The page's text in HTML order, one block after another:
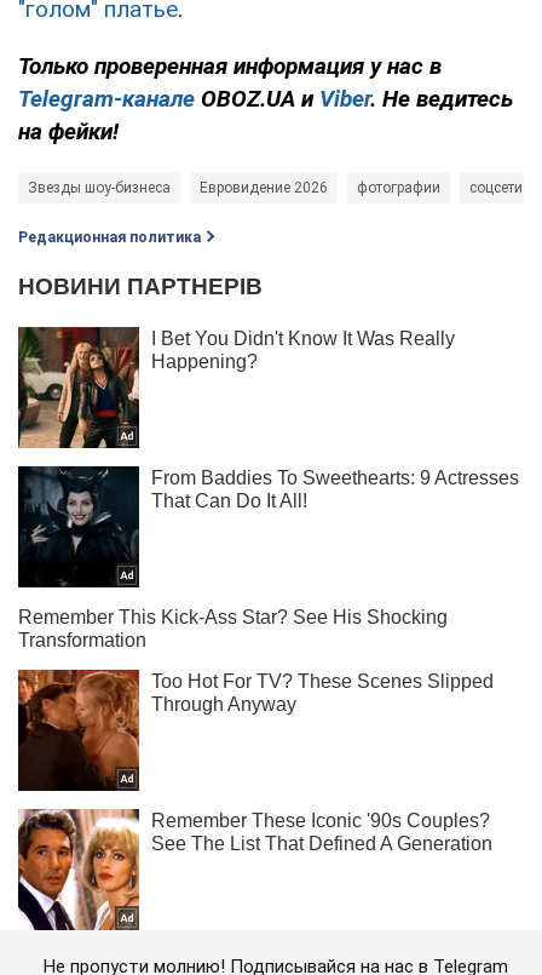
"голом" платье.
Только проверенная информация у нас в
Telegram-канале OBOZ.UA и Viber. Не ведитесь
на фейки!
Звезды шоу-бизнеса Евровидение 2026 фотографии соцсети
Редакционная политика
Не пропусти молнию! Подписывайся на нас в Telegram